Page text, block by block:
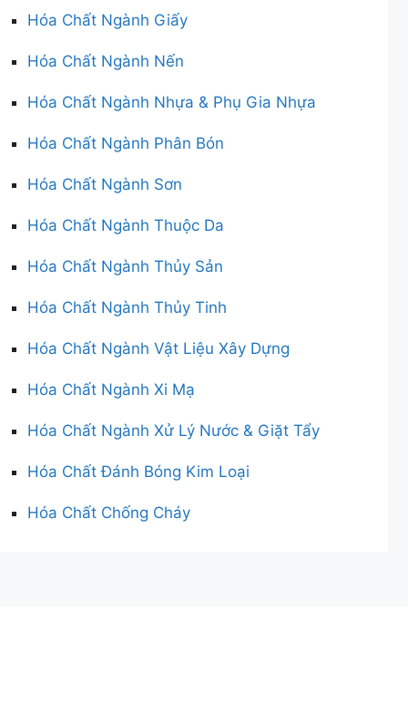
Hóa Chất Ngành Giấy
Hóa Chất Ngành Nến
Hóa Chất Ngành Nhựa & Phụ Gia Nhựa
Hóa Chất Ngành Phân Bón
Hóa Chất Ngành Sơn
Hóa Chất Ngành Thuộc Da
Hóa Chất Ngành Thủy Sản
Hóa Chất Ngành Thủy Tinh
Hóa Chất Ngành Vật Liệu Xây Dựng
Hóa Chất Ngành Xi Mạ
Hóa Chất Ngành Xử Lý Nước & Giặt Tẩy
Hóa Chất Đánh Bóng Kim Loại
Hóa Chất Chống Cháy